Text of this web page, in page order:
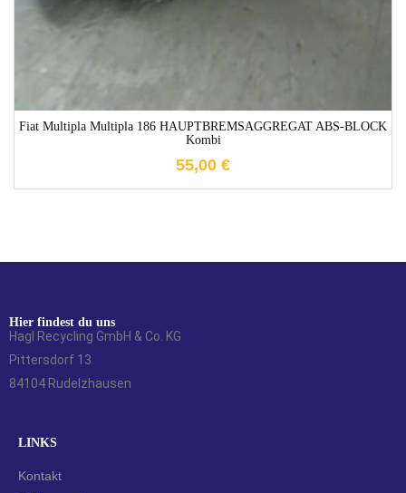
Fiat Multipla Multipla 186 HAUPTBREMSAGGREGAT ABS-BLOCK
Kombi
55,00 €
Hier findest du uns
Hagl Recycling GmbH & Co. KG
Pittersdorf 13
84104 Rudelzhausen
LINKS
Kontakt